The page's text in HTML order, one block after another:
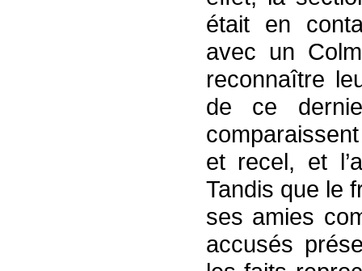
était en
avec un
reconnaître
de ce
et recel, et
Tandis que le
ses amies
accusés